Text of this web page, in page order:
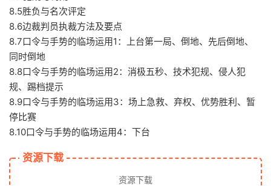
8.5胜负与名次评定
8.6边裁判员执裁方法及要点
8.7口令与手势的临场运用1：上台第一局、倒地、先后倒地、
同时倒地
8.8口令与手势的临场运用2：消极五秒、技术犯规、侵人犯
规、踢档提示
8.9口令与手势的临场运用3：场上急救、弃权、优势胜利、暂
停比赛
8.10口令与手势的临场运用4：下台
资源下载
资源下载